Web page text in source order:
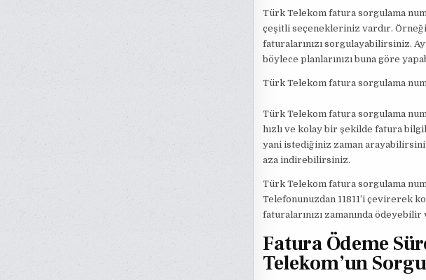
Türk Telekom fatura sorgulama
çeşitli seçenekleriniz vardır.
faturalarınızı sorgulayabilirsiniz.
böylece planlarınızı buna göre
Türk Telekom fatura sorgulama
Türk Telekom fatura sorgulama
hızlı ve kolay bir şekilde fatura
yani istediğiniz zaman
aza indirebilirsiniz.
Türk Telekom fatura sorgulama
Telefonunuzdan 11811’i çevirerek
faturalarınızı zamanında
Fatura Ödeme
Telekom’un